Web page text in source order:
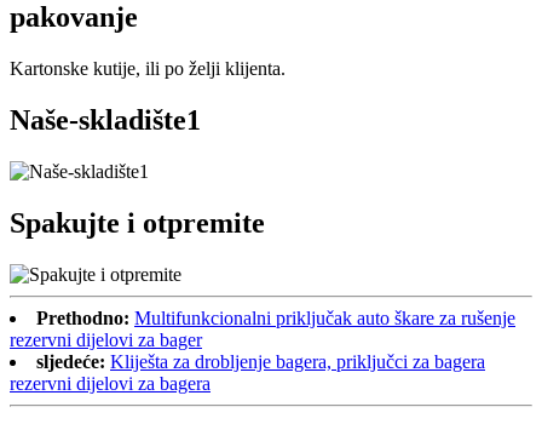
pakovanje
Kartonske kutije, ili po želji klijenta.
Naše-skladište1
Spakujte i otpremite
Prethodno: Multifunkcionalni priključak auto škare za rušenje
rezervni dijelovi za bager
sljedeće: Kliješta za drobljenje bagera, priključci za bagera
rezervni dijelovi za bagera